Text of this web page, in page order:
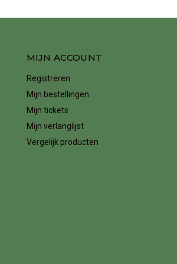
MIJN ACCOUNT
Registreren
Mijn bestellingen
Mijn tickets
Mijn verlanglijst
Vergelijk producten